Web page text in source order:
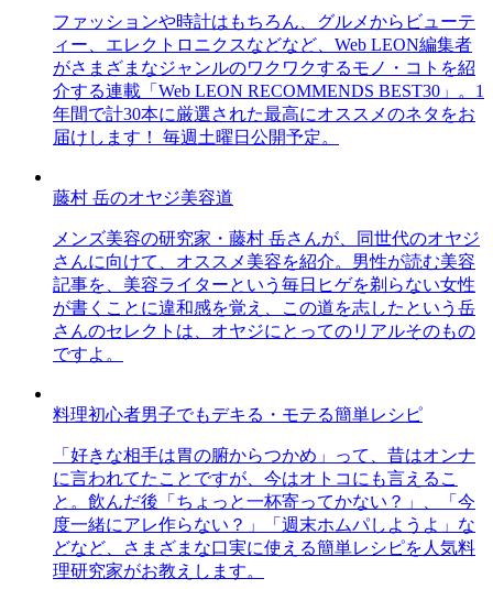
ファッションや時計はもちろん、グルメからビューテ
ィー、エレクトロニクスなどなど、Web LEON編集者
がさまざまなジャンルのワクワクするモノ・コトを紹
介する連載「Web LEON RECOMMENDS BEST30」。1
年間で計30本に厳選された最高にオススメのネタをお
届けします！ 毎週土曜日公開予定。
藤村 岳のオヤジ美容道
メンズ美容の研究家・藤村 岳さんが、同世代のオヤジ
さんに向けて、オススメ美容を紹介。男性が読む美容
記事を、美容ライターという毎日ヒゲを剃らない女性
が書くことに違和感を覚え、この道を志したという岳
さんのセレクトは、オヤジにとってのリアルそのもの
ですよ。
料理初心者男子でもデキる・モテる簡単レシピ
「好きな相手は胃の腑からつかめ」って、昔はオンナ
に言われてたことですが、今はオトコにも言えるこ
と。飲んだ後「ちょっと一杯寄ってかない？」、「今
度一緒にアレ作らない？」「週末ホムパしようよ」な
どなど、さまざまな口実に使える簡単レシピを人気料
理研究家がお教えします。